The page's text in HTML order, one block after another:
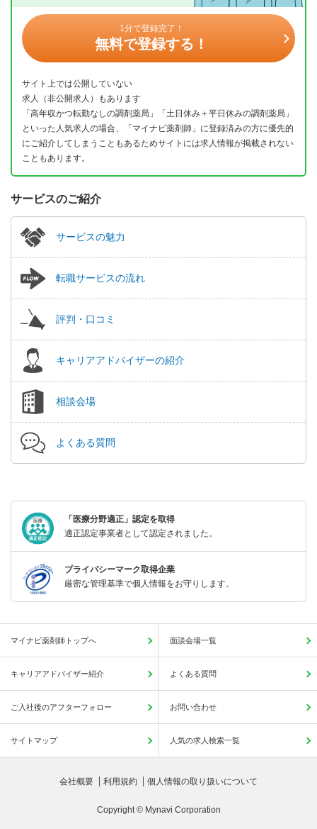
1分で登録完了！
無料で登録する！
サイト上では公開していない
求人（非公開求人）もあります
「高年収かつ転勤なしの調剤薬局」「土日休み＋平日休みの調剤薬局」
といった人気求人の場合、「マイナビ薬剤師」に登録済みの方に優先的
にご紹介してしまうこともあるためサイトには求人情報が掲載されない
こともあります。
サービスのご紹介
サービスの魅力
転職サービスの流れ
評判・口コミ
キャリアアドバイザーの紹介
相談会場
よくある質問
「医療分野適正」認定を取得
適正認定事業者として認定されました。
プライバシーマーク取得企業
厳密な管理基準で個人情報をお守りします。
マイナビ薬剤師トップへ 面談会場一覧
キャリアアドバイザー紹介 よくある質問
ご入社後のアフターフォロー お問い合わせ
サイトマップ 人気の求人検索一覧
会社概要 利用規約 個人情報の取り扱いについて
Copyright © Mynavi Corporation